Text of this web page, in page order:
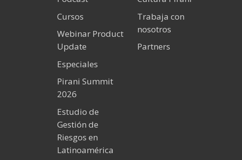
Cursos
Webinar Product
Update
Especiales
Pirani Summit
2026
Estudio de
Gestión de
Riesgos en
Latinoamérica
Trabaja con
nosotros
Partners